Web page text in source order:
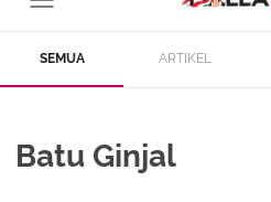
SEMUA ARTIKEL
Batu Ginjal